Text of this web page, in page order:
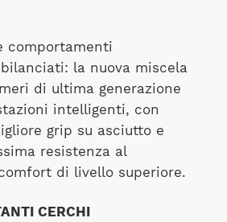
comportamenti
la nuova miscela
di ultima generazione
intelligenti, con
grip su asciutto e
resistenza al
di livello superiore.
CERCHI